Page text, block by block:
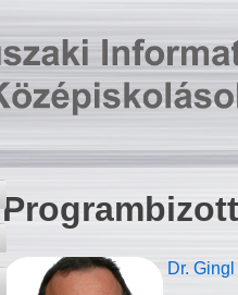
Dr.